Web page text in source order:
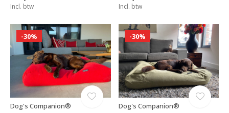
Incl. btw Incl. btw
-30%
Dog's Companion®
-30%
Dog's Companion®